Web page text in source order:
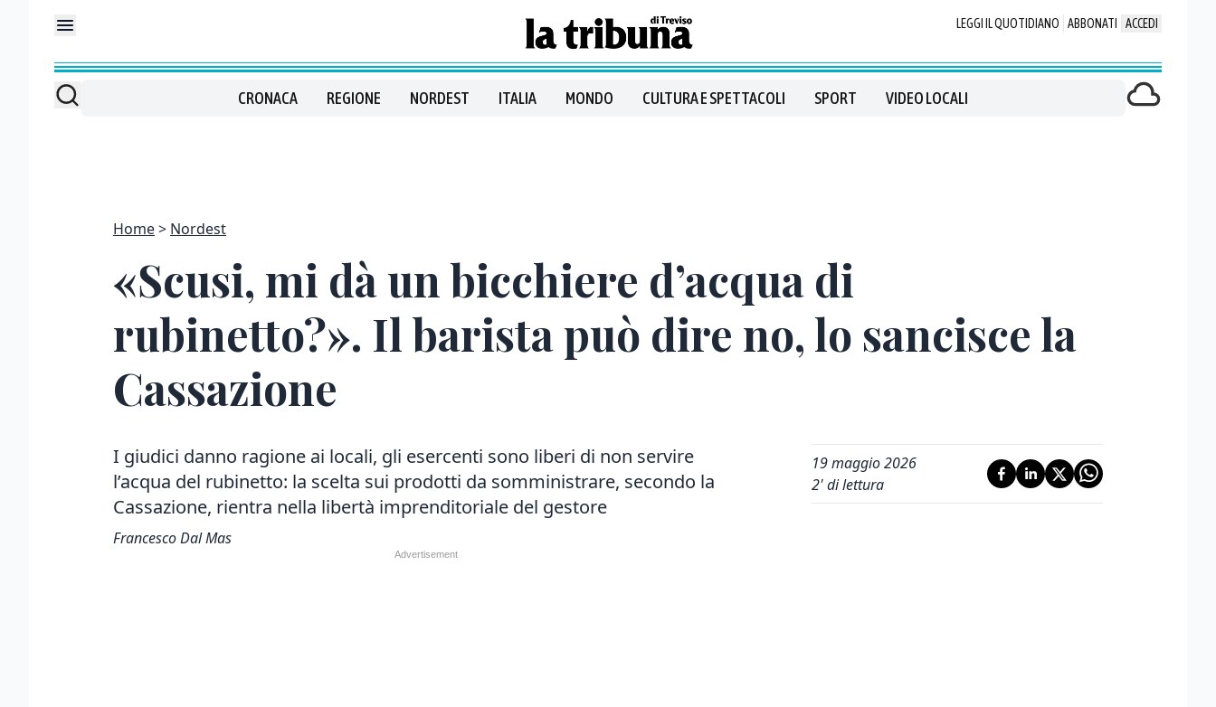
LEGGI IL QUOTIDIANO ABBONATI ACCEDI
CRONACA REGIONE NORDEST ITALIA MONDO CULTURA E SPETTACOLI SPORT VIDEO LOCALI
Home Nordest
«Scusi, mi dà un bicchiere d’acqua di
rubinetto?». Il barista può dire no, lo sancisce la
Cassazione
I giudici danno ragione ai locali, gli esercenti sono liberi di non servire
l’acqua del rubinetto: la scelta sui prodotti da somministrare, secondo la
Cassazione, rientra nella libertà imprenditoriale del gestore
Francesco Dal Mas
19 maggio 2026
2' di lettura